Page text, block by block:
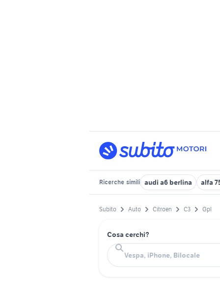
Ricerche simili audi a6 berlina alfa
Subito Auto Citroen C3 Gpl
Cosa cerchi?